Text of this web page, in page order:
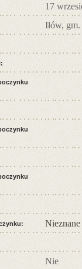
17
Iłów,
Nie